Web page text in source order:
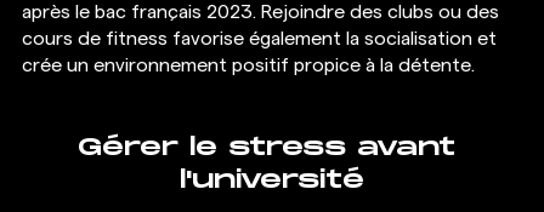
après le bac français 2023. Rejoindre des clubs ou des
cours de fitness favorise également la socialisation et
crée un environnement positif propice à la détente.
Gérer le stress avant
l'université